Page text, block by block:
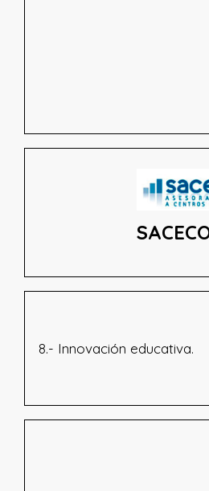
8.- Innovación educativa.